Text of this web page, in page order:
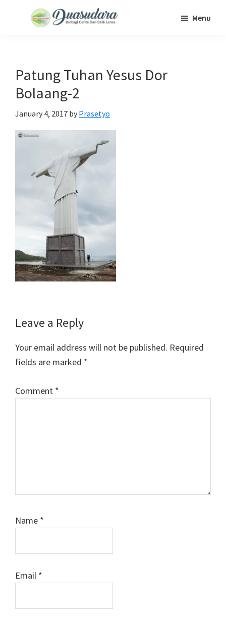
Balik
Lensa
Menu
Patung Tuhan Yesus Dor
Bolaang-2
January 4, 2017 by Prasetyo
Reader
Interactions
Leave a Reply
Your email address will not be published. Required
fields are marked *
Comment *
Name *
Email *